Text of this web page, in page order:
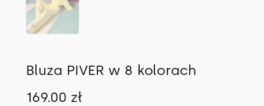
Bluza PIVER w 8 kolorach
169.00 zł